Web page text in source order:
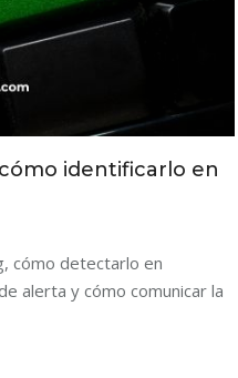
identificarlo en
cómo detectarlo en
alerta y cómo comunicar la